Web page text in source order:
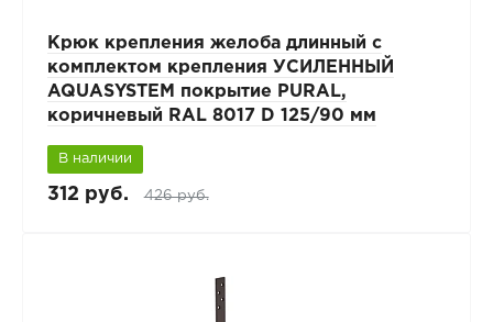
Крюк крепления желоба длинный с
комплектом крепления УСИЛЕННЫЙ
AQUASYSTEM покрытие PURAL,
коричневый RAL 8017 D 125/90 мм
В наличии
312 руб. 426 руб.